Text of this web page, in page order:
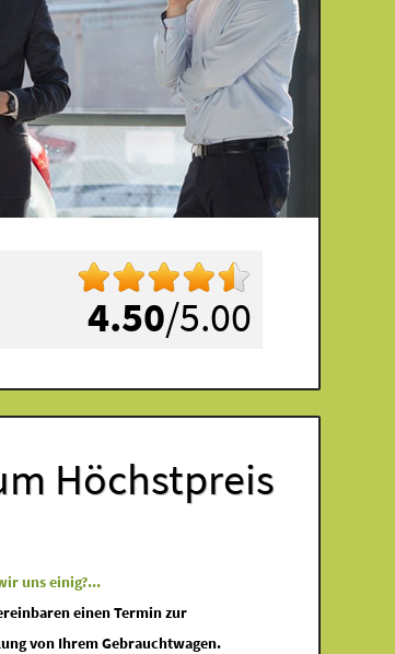
4.50/5.00
Höchstpreis
uns einig?...
einen Termin zur
von Ihrem Gebrauchtwagen.